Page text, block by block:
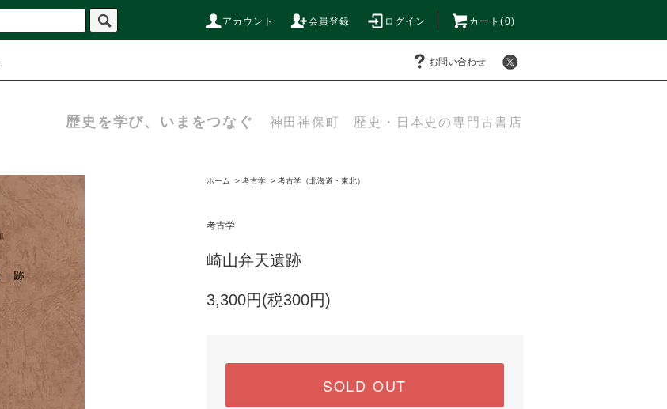
アカウント 会員登録 ログイン カート(0)
お問い合わせ
歴史を学び、いまをつなぐ 神田神保町 歴史・日本史の専門古書店
ホーム > 考古学 > 考古学（北海道・東北）
考古学
崎山弁天遺跡
3,300円(税300円)
SOLD OUT